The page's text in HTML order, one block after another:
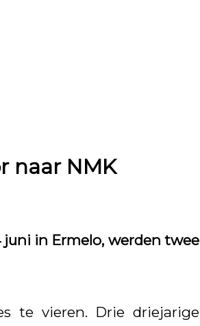
naar NMK
in Ermelo, werden twee
te vieren. Drie driejarige